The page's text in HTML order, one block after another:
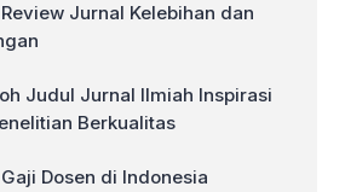
Jurnal Kelebihan dan
Judul Jurnal Ilmiah Inspirasi
Berkualitas
Dosen di Indonesia